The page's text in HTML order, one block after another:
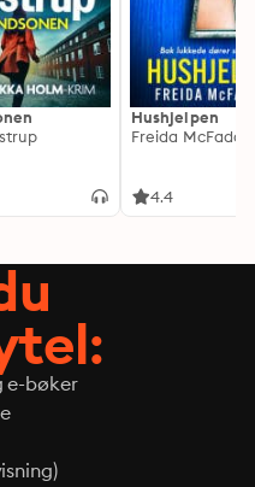
Hushjelpen
Freida
4.4
e-bøker